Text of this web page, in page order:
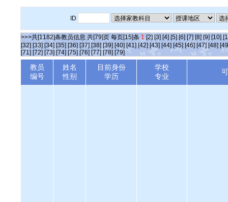
ID
>>>共[1182]条教员信息 共[79]页 每页[15]条 1 [2] [3] [4] [5] [6] [7] [8] [9] [10]
[32] [33] [34] [35] [36] [37] [38] [39] [40] [41] [42] [43] [44] [45] [46] [47] [48]
[71] [72] [73] [74] [75] [76] [77] [78] [79]
教员
编号
姓名
性别
目前身份
学历
学校
专业